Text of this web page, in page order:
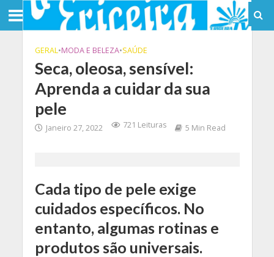
GERAL•MODA E BELEZA•SAÚDE
Seca, oleosa, sensível:
Aprenda a cuidar da sua
pele
Janeiro 27, 2022 721 Leituras 5 Min Read
Cada tipo de pele exige
cuidados específicos. No
entanto, algumas rotinas e
produtos são universais.